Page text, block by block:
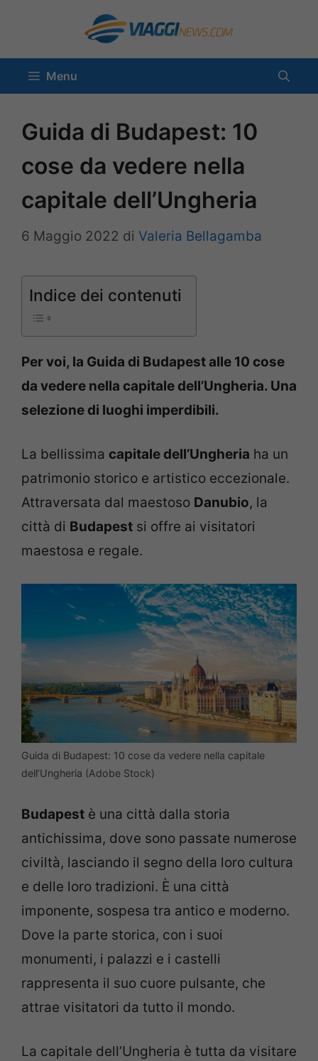
contenuto
Menu
Guida di Budapest: 10
cose da vedere nella
capitale dell’Ungheria
6 Maggio 2022 di Valeria Bellagamba
Indice dei contenuti
Per voi, la Guida di Budapest alle 10 cose
da vedere nella capitale dell’Ungheria. Una
selezione di luoghi imperdibili.
La bellissima capitale dell’Ungheria ha un
patrimonio storico e artistico eccezionale.
Attraversata dal maestoso Danubio, la
città di Budapest si offre ai visitatori
maestosa e regale.
Guida di Budapest: 10 cose da vedere nella capitale
dell’Ungheria (Adobe Stock)
Budapest è una città dalla storia
antichissima, dove sono passate numerose
civiltà, lasciando il segno della loro cultura
e delle loro tradizioni. È una città
imponente, sospesa tra antico e moderno.
Dove la parte storica, con i suoi
monumenti, i palazzi e i castelli
rappresenta il suo cuore pulsante, che
attrae visitatori da tutto il mondo.
La capitale dell’Ungheria è tutta da visitare